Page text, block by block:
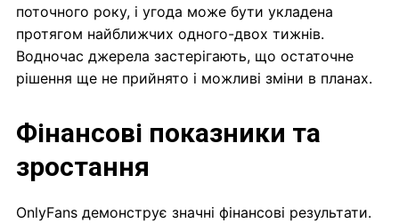
поточного року, і угода може бути укладена
протягом найближчих одного-двох тижнів.
Водночас джерела застерігають, що остаточне
рішення ще не прийнято і можливі зміни в планах.
Фінансові показники та
зростання
OnlyFans демонструє значні фінансові результати.